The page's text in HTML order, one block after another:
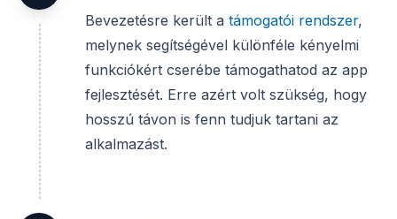
Bevezetésre került a támogatói rendszer,
melynek segítségével különféle kényelmi
funkciókért cserébe támogathatod az app
fejlesztését. Erre azért volt szükség, hogy
hosszú távon is fenn tudjuk tartani az
alkalmazást.